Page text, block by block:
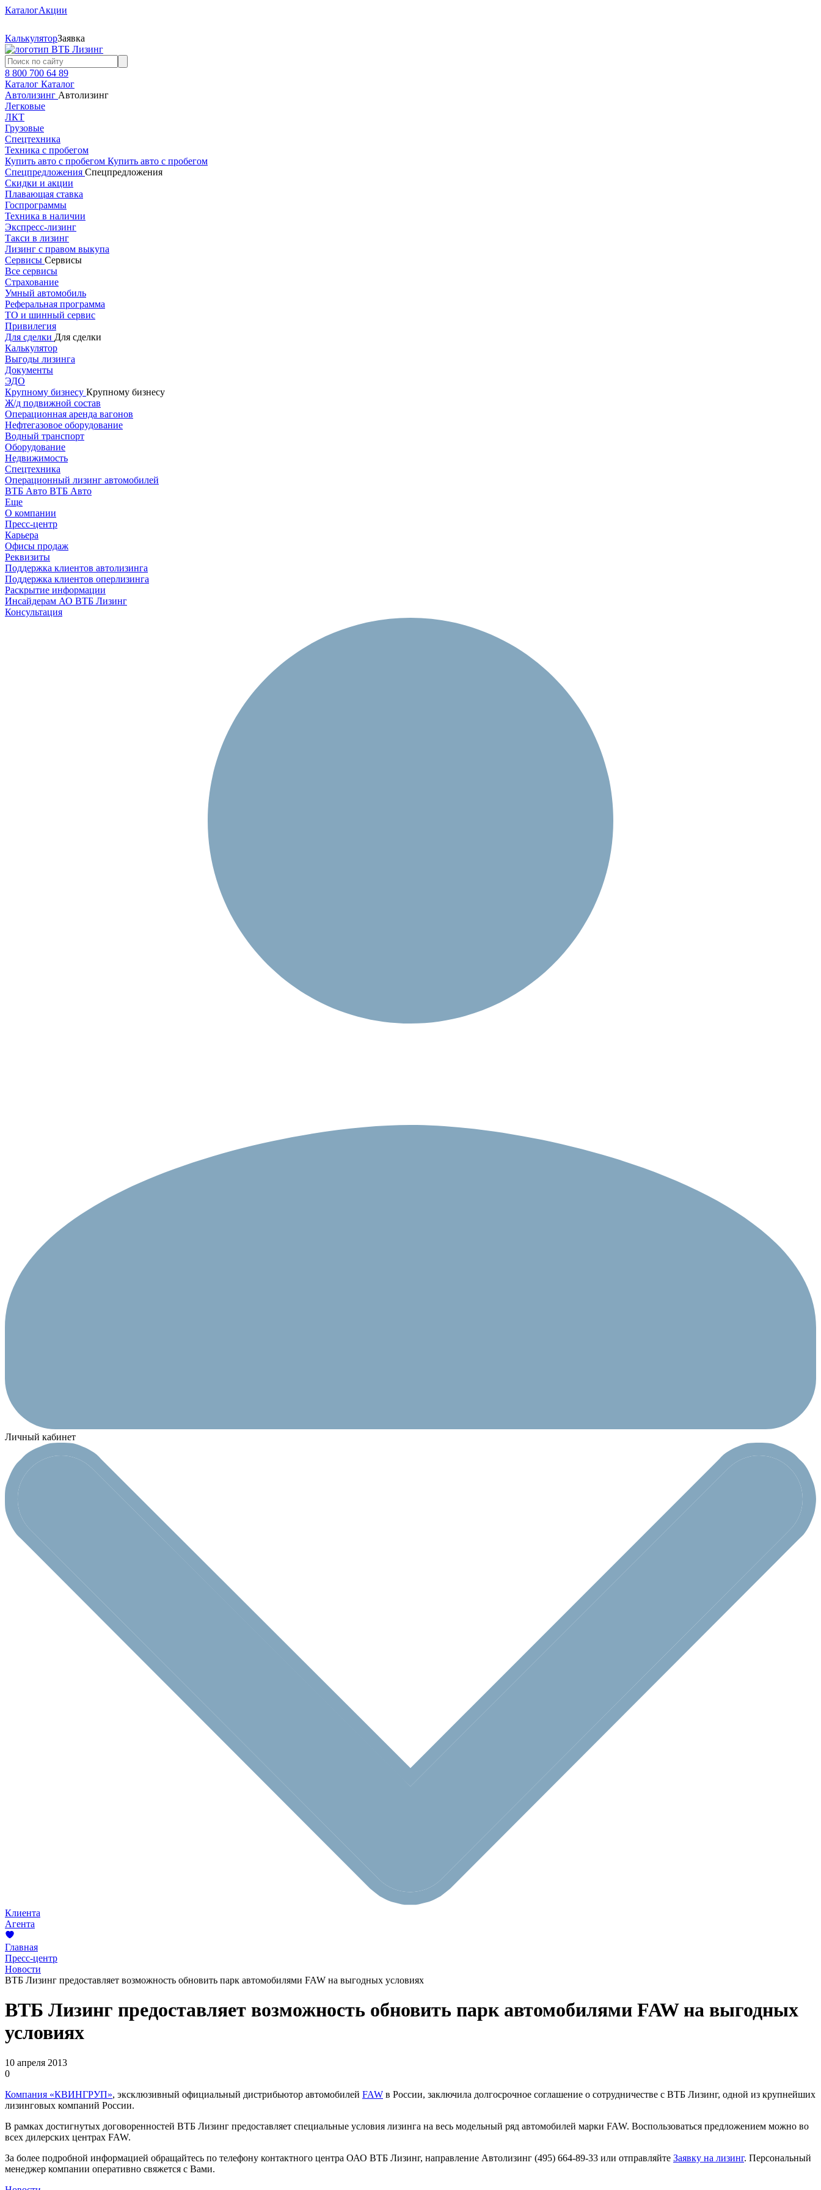
КаталогАкции
КалькуляторЗаявка
8 800 700 64 89
Каталог Каталог
Автолизинг Автолизинг
Легковые
ЛКТ
Грузовые
Спецтехника
Техника с пробегом
Купить авто с пробегом Купить авто с пробегом
Спецпредложения Спецпредложения
Скидки и акции
Плавающая ставка
Госпрограммы
Техника в наличии
Экспресс-лизинг
Такси в лизинг
Лизинг с правом выкупа
Сервисы Сервисы
Все сервисы
Страхование
Умный автомобиль
Реферальная программа
ТО и шинный сервис
Привилегия
Для сделки Для сделки
Калькулятор
Выгоды лизинга
Документы
ЭДО
Крупному бизнесу Крупному бизнесу
Ж/д подвижной состав
Операционная аренда вагонов
Нефтегазовое оборудование
Водный транспорт
Оборудование
Недвижимость
Спецтехника
Операционный лизинг автомобилей
ВТБ Авто ВТБ Авто
Еще
О компании
Пресс-центр
Карьера
Офисы продаж
Реквизиты
Поддержка клиентов автолизинга
Поддержка клиентов оперлизинга
Раскрытие информации
Инсайдерам АО ВТБ Лизинг
Консультация
Личный кабинет
Клиента
Агента
Главная
Пресс-центр
Новости
ВТБ Лизинг предоставляет возможность обновить парк автомобилями FAW на выгодных условиях
ВТБ Лизинг предоставляет возможность обновить парк автомобилями FAW на выгодных
условиях
10 апреля 2013
0
Компания «КВИНГРУП», эксклюзивный официальный дистрибьютор автомобилей FAW в России, заключила долгосрочное соглашение о сотрудничестве с ВТБ Лизинг, одной из крупнейших
лизинговых компаний России.
В рамках достигнутых договоренностей ВТБ Лизинг предоставляет специальные условия лизинга на весь модельный ряд автомобилей марки FAW. Воспользоваться предложением можно во
всех дилерских центрах FAW.
За более подробной информацией обращайтесь по телефону контактного центра ОАО ВТБ Лизинг, направление Автолизинг (495) 664-89-33 или отправляйте Заявку на лизинг. Персональный
менеджер компании оперативно свяжется с Вами.